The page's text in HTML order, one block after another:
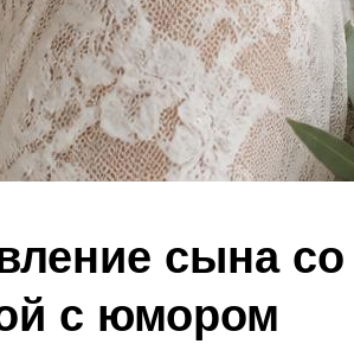
сына со
с юмором